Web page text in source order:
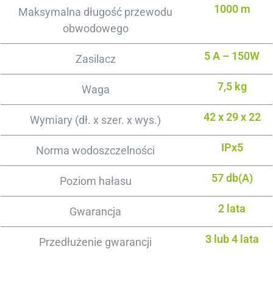
Maksymalna długość przewodu
obwodowego
1000 m
Zasilacz 5 A – 150W
Waga 7,5 kg
Wymiary (dł. x szer. x wys.) 42 x 29 x 22
Norma wodoszczelności IPx5
Poziom hałasu 57 db(A)
Gwarancja 2 lata
Przedłużenie gwarancji 3 lub 4 lata